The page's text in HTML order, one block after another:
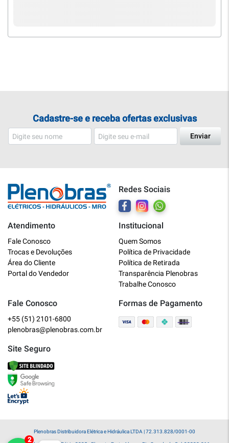
Cadastre-se e receba ofertas exclusivas
Enviar
Redes Sociais
Atendimento
Fale Conosco
Trocas e Devoluções
Área do Cliente
Portal do Vendedor
Institucional
Quem Somos
Política de Privacidade
Política de Retirada
Transparência Plenobras
Trabalhe Conosco
Fale Conosco
+55 (51) 2101-6800
plenobras@plenobras.com.br
Formas de Pagamento
Site Seguro
Plenobras Distribuidora Elétrica e Hidráulica LTDA | 72.313.828/0001-00
Online
Bem vindo a Plenobras! Aqui você
encontra toda a linha de materiais
O que você deseja?